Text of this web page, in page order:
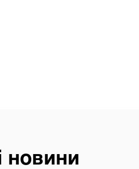
новини